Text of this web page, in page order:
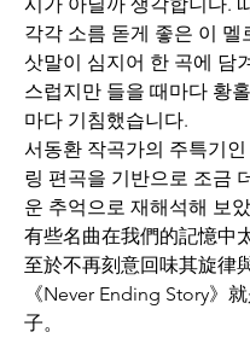
각각 소름 돋게 좋은 이 멜
삿말이 심지어 한 곡에 담
스럽지만 들을 때마다 황
마다 기침했습니다.
서동환 작곡가의 주특기
링 편곡을 기반으로 조금
운 추억으로 재해석해 보
有些名曲在我們的記憶中
至於不再刻意回味其旋律
《Never Ending Story》
子。